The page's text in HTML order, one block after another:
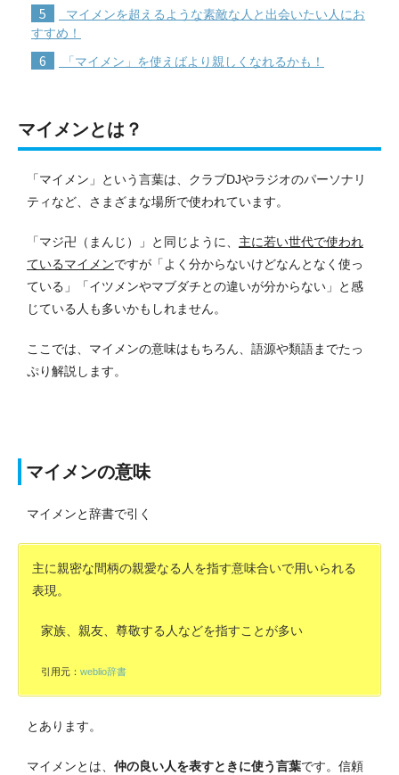
5
マイメンを超えるような素敵な人と出会いたい人にお
すすめ！
6 「マイメン」を使えばより親しくなれるかも！
マイメンとは？
「マイメン」という言葉は、クラブDJやラジオのパーソナリ
ティなど、さまざまな場所で使われています。
「マジ卍（まんじ）」と同じように、 主に若い世代で使われ
ているマイメンですが「よく分からないけどなんとなく使っ
ている」「イツメンやマブダチとの違いが分からない」と感
じている人も多いかもしれません。
ここでは、マイメンの意味はもちろん、語源や類語までたっ
ぷり解説します。
マイメンの意味
マイメンと辞書で引く
主に親密な間柄の親愛なる人を指す意味合いで用いられる
表現。
家族、親友、尊敬する人などを指すことが多い
引用元： weblio辞書
とあります。
マイメンとは、 仲の良い人を表すときに使う言葉です。 信頼